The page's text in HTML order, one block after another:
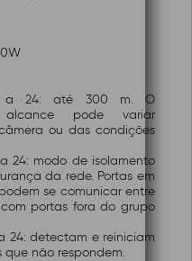
a 24: até 300 m. O
pode variar
ou das condições
24: modo de isolamento
da rede. Portas em
se comunicar entre
portas fora do grupo
24: detectam e reiniciam
não respondem.